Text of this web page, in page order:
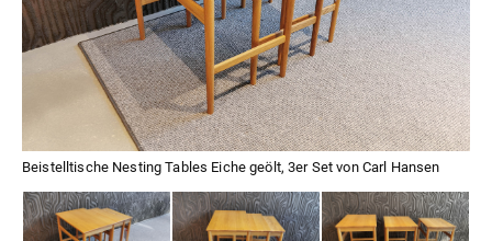
Service
Beistelltische Nesting Tables Eiche geölt, 3er Set von Carl Hansen